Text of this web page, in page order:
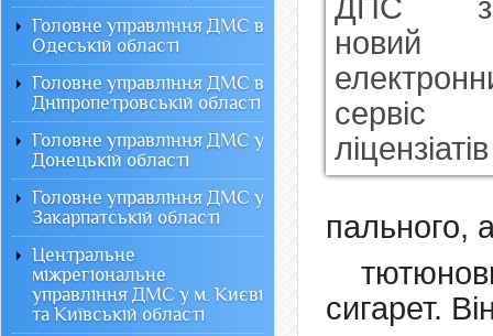
пального,
сигарет.
Головне управління ДМС в
Одеській області
Головне управління ДМС в
Дніпропетровській області
Головне управління ДМС у
Донецькій області
Головне управління ДМС у
Закарпатській області
Центральне
міжрегіональне
управління ДМС у м. Києві
та Київській області